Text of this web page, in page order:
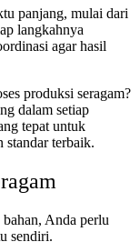
panjang, mulai dari
langkahnya
agar hasil
produksi seragam?
dalam setiap
tepat untuk
standar terbaik.
Anda perlu
sendiri.